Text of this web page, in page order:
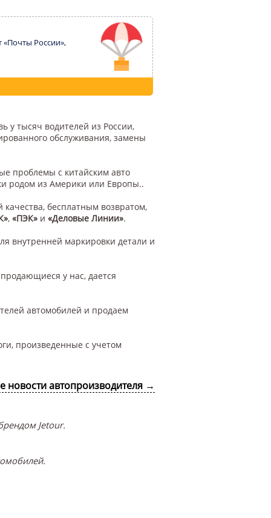
«Почты России»,
у тысяч водителей из России,
обслуживания, замены
проблемы с китайским авто
родом из Америки или Европы..
качества, бесплатным возвратом,
, «ПЭК» и «Деловые Линии».
внутренней маркировки детали и
у нас, дается
автомобилей и продаем
произведенные с учетом
новости автопроизводителя →
Jetour.